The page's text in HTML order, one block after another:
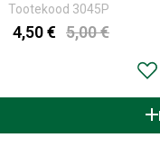
Tootekood 3045P
4,50 € 5,00 €